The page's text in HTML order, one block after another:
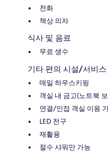
전화
책상 의자
식사 및 음료
무료 생수
기타 편의 시설/서비스
매일 하우스키핑
객실 내 금고(노트북
연결/인접 객실 이용
LED 전구
재활용
절수 샤워만 가능